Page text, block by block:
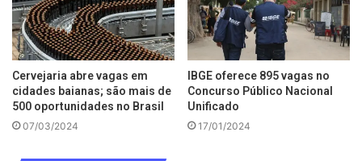
Cervejaria abre vagas em
cidades baianas; são mais de
500 oportunidades no Brasil
07/03/2024
IBGE oferece 895 vagas no
Concurso Público Nacional
Unificado
17/01/2024